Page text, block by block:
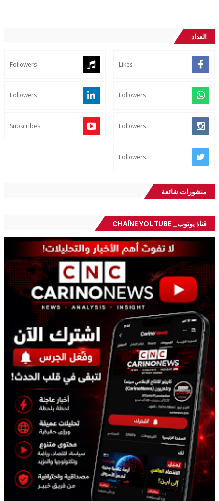
العداد
Likes
Followers
Followers
Followers
Followers
Subscribes
Followers
منشورات شائعة
قناة يوتوب_ CHAÎNE YOUTUBE